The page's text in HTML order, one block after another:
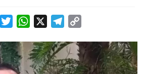
FacebookTwitterWhatsApp Telegram